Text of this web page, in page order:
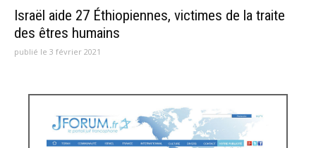
Israël aide 27 Éthiopiennes, victimes de la traite
des êtres humains
publié le 3 février 2021